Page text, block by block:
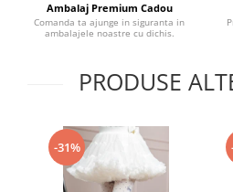
Ambalaj Premium Cadou
Comanda ta ajunge in siguranta in
ambalajele noastre cu dichis.
PRODUSE
-31%